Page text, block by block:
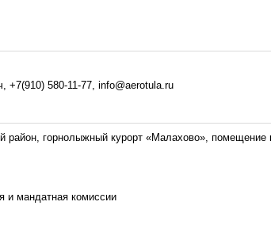
+7(910) 580-11-77, info@aerotula.ru
район, горнолыжный курорт «Малахово», помещение
и мандатная комиссии